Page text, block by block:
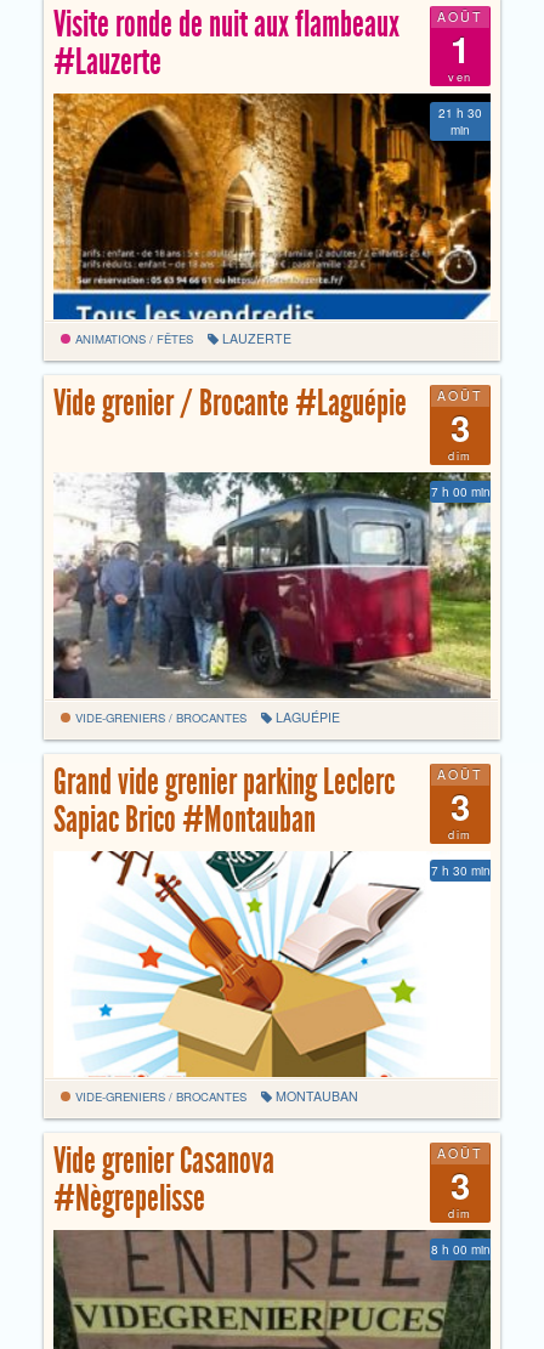
AOÛT
1
ven
Visite ronde de nuit aux flambeaux
#Lauzerte
21 h 30
min
ANIMATIONS / FÊTES LAUZERTE
AOÛT
3
dim
Vide grenier / Brocante #Laguépie
7 h 00 min
VIDE-GRENIERS / BROCANTES LAGUÉPIE
AOÛT
3
dim
Grand vide grenier parking Leclerc
Sapiac Brico #Montauban
7 h 30 min
VIDE-GRENIERS / BROCANTES MONTAUBAN
AOÛT
3
dim
Vide grenier Casanova
#Nègrepelisse
8 h 00 min